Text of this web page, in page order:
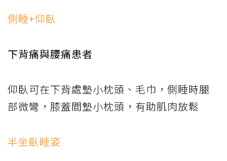
側睡+仰臥
下背痛與腰痛患者
仰臥可在下背處墊小枕頭、毛巾，側睡時腿
部微彎，膝蓋間墊小枕頭，有助肌肉放鬆
半坐臥睡姿